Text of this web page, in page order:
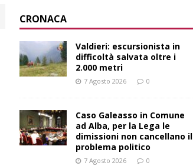
CRONACA
Valdieri: escursionista in
difficoltà salvata oltre i
2.000 metri
7 Agosto 2026 0
Caso Galeasso in Comune
ad Alba, per la Lega le
dimissioni non cancellano il
problema politico
7 Agosto 2026 0